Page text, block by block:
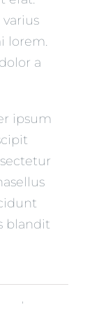
lorem.
a
ipsum
blandit
,